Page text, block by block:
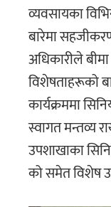
व्यवसायका
बारेमा
अधिकारीले
विशेषताहरूको
कार्यक्रममा
स्वागत मन्तव्य
उपशाखाका
को समेत विशेष